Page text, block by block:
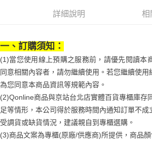
帳／街口支付／iPASS MONEY」等通路繳費。
1.本服務係由「台灣大哥大股份有限公司」（以下簡
用戶於交易時，得透過本服務購買商品或服務，並由
買賣價金債權讓與本公司後，依約使用本公司帳單
2.基於同意付款使用「大哥付你分期」之契約關係
資料（包含姓名、電話或地址）提供予台灣大哥大
由本公司與您本人進行分期帳單所需資料之確認、核
3.完整用戶服務條款，請詳閱以下連結：https://
結帳頁面，進行簡訊認證並確認金額後，即可完成
※ 請注意：結帳手續完成當下不需立刻繳費，但若
購買商品的店家。未經商家同意取消之訂單仍視為
※ 交易是否成功請以「AFTEE先享後付 」之結帳頁
是否繳費成功／繳費後需取消欲退款等相關疑問，請
客戶支援中心」 https://
【注意事項】
１．透過由恩沛科技股份有限公司提供之「AFTEE
權轉讓予恩沛科技股份有限公司。
付款後7-11取貨
宅配
每筆NT$100，滿NT$1,000(含以上)免運費
京站台北店客服中心(1F星巴克旁) 即日起不
請自備購物袋，若需購買紙袋可現場詢問
免運費
詳細說明 相
一、訂購須知：
(1)當您使用線上預購之服務前，請優先閱讀本
同意相關內容者，請勿繼續使用。若您繼續使
為您同意本商品資訊等規範內容。
(2)Qonline商品與京站台北店實體百貨專櫃庫存
足等情形，本公司得於服務時間內通知訂單不
受調貨或缺貨情況，建議親自到專櫃選購。
(3)商品文案為專櫃(原廠/供應商)所提供，商品